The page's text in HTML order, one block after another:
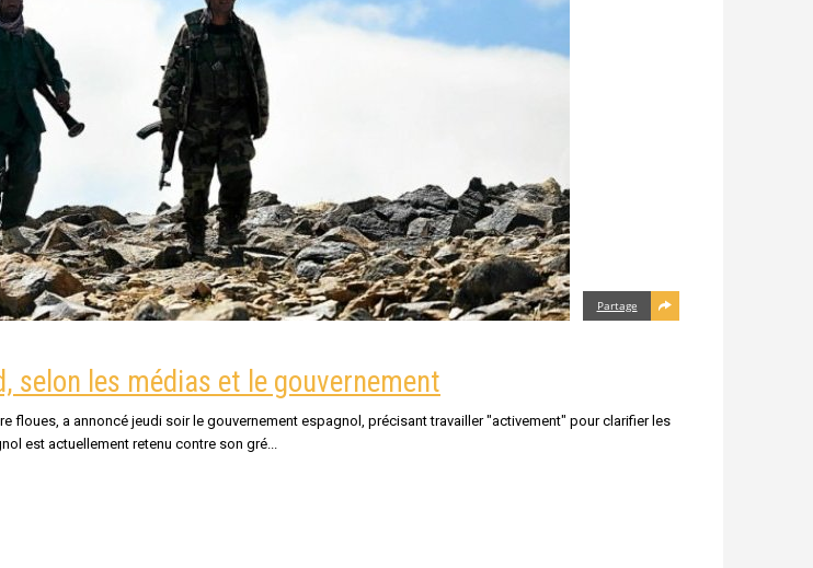
Partage
selon les médias et le gouvernement
a annoncé jeudi soir le gouvernement espagnol, précisant travailler "activement" pour clarifier les
est actuellement retenu contre son gré